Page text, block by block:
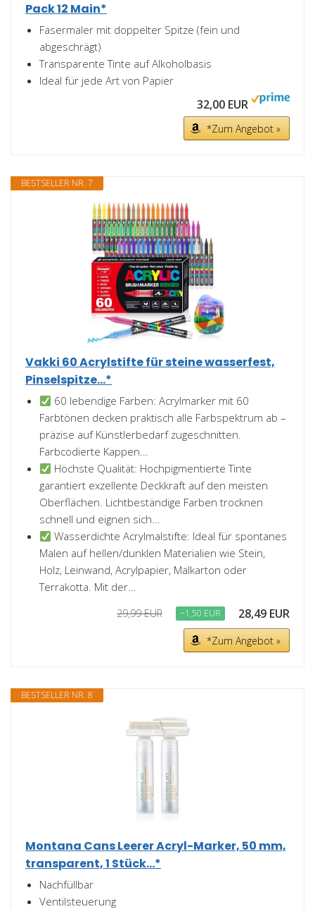
Pack 12 Main*
Fasermaler mit doppelter Spitze (fein und
abgeschrägt)
Transparente Tinte auf Alkoholbasis
Ideal für jede Art von Papier
32,00 EUR
*Zum Angebot »
BESTSELLER NR. 7
Vakki 60 Acrylstifte für steine wasserfest,
Pinselspitze...*
60 lebendige Farben: Acrylmarker mit 60
Farbtönen decken praktisch alle Farbspektrum ab –
präzise auf Künstlerbedarf zugeschnitten.
Farbcodierte Kappen...
Höchste Qualität: Hochpigmentierte Tinte
garantiert exzellente Deckkraft auf den meisten
Oberflächen. Lichtbeständige Farben trocknen
schnell und eignen sich...
Wasserdichte Acrylmalstifte: Ideal für spontanes
Malen auf hellen/dunklen Materialien wie Stein,
Holz, Leinwand, Acrylpapier, Malkarton oder
Terrakotta. Mit der...
29,99 EUR −1,50 EUR 28,49 EUR
*Zum Angebot »
BESTSELLER NR. 8
Montana Cans Leerer Acryl-Marker, 50 mm,
transparent, 1 Stück...*
Nachfüllbar
Ventilsteuerung